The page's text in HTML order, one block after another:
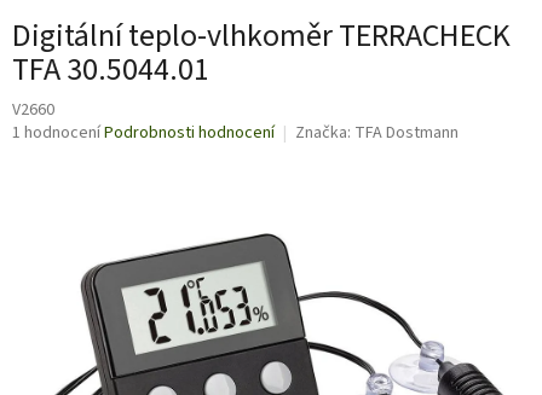
Digitální teplo-vlhkoměr TERRACHECK
TFA 30.5044.01
V2660
Průměrné
hvězdiček.
1 hodnoceníPodrobnosti hodnocení Značka: TFA Dostmann